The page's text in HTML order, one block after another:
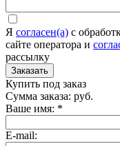
Я согласен(а) c
сайте оператора и
рассылку
Заказать
Купить под заказ
Сумма заказа: руб.
Ваше имя: *
E-mail: